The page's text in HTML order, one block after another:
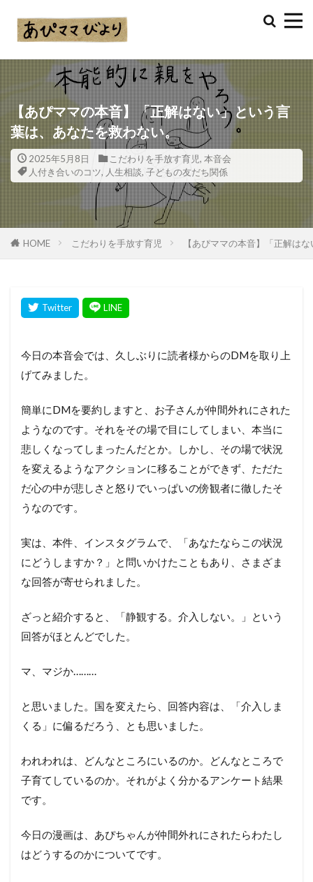
【あぴママの本音】「正解はない」という言
葉は、あなたを救わない。
2025年5月8日 こだわりを手放す育児, 本音会
人付き合いのコツ, 人生相談, 子どもの友だち関係
HOME こだわりを手放す育児 【あぴママの本音】「正解は
今日の本音会では、久しぶりに読者様からのDMを取り上
げてみました。
簡単にDMを要約しますと、お子さんが仲間外れにされた
ようなのです。それをその場で目にしてしまい、本当に
悲しくなってしまったんだとか。しかし、その場で状況
を変えるようなアクションに移ることができず、ただた
だ心の中が悲しさと怒りでいっぱいの傍観者に徹したそ
うなのです。
実は、本件、インスタグラムで、「あなたならこの状況
にどうしますか？」と問いかけたこともあり、さまざま
な回答が寄せられました。
ざっと紹介すると、「静観する。介入しない。」という
回答がほとんどでした。
マ、マジか………
と思いました。国を変えたら、回答内容は、「介入しま
くる」に偏るだろう、とも思いました。
われわれは、どんなところにいるのか。どんなところで
子育てしているのか。それがよく分かるアンケート結果
です。
今日の漫画は、あぴちゃんが仲間外れにされたらわたし
はどうするのかについてです。